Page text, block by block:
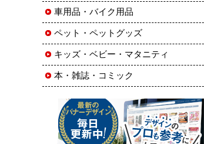
車用品・バイク用品
ペット・ペットグッズ
キッズ・ベビー・マタニティ
本・雑誌・コミック